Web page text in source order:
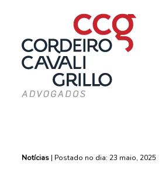
Notícias | Postado no dia: 23 maio, 2025